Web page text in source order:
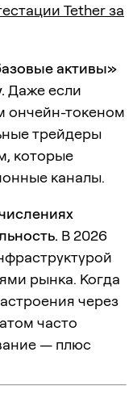
Tether за
активы»
Даже если
ончейн-токеном
трейдеры
которые
каналы.
В 2026
рынка. Когда
через
часто
— плюс